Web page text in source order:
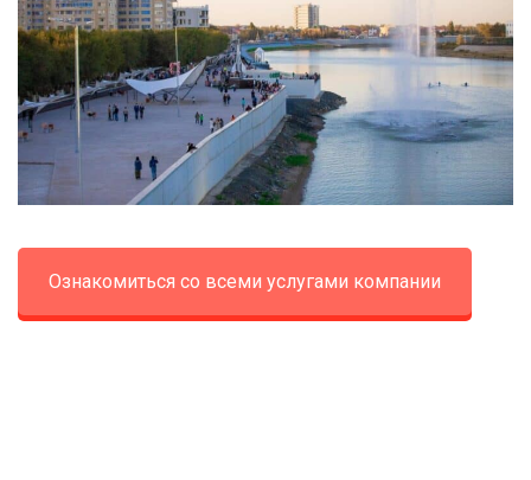
Ознакомиться со всеми услугами компании